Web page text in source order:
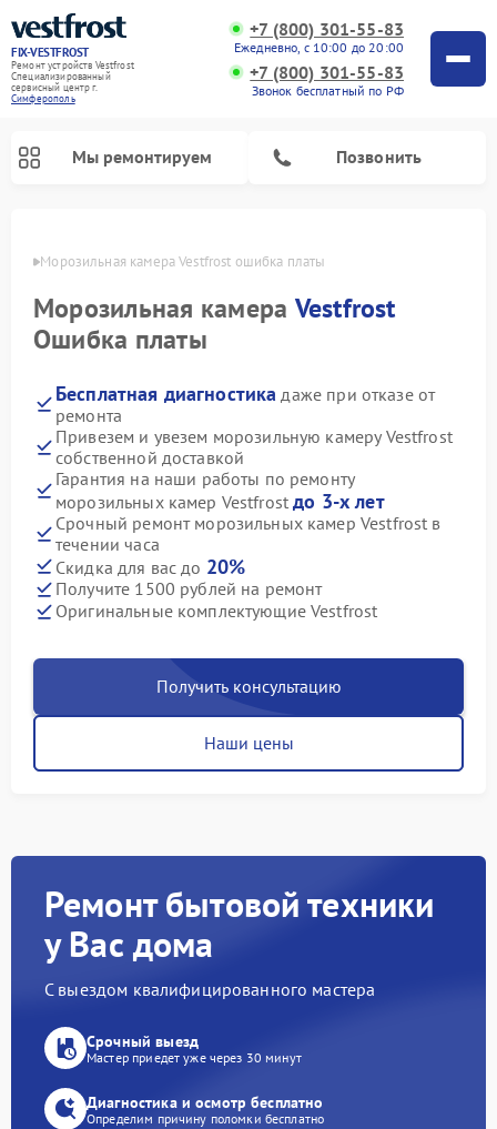
FIX-VESTFROST
Ремонт устройств Vestfrost
Специализированный
cервисный центр г.
Симферополь
+7 (800) 301-55-83
Ежедневно, с 10:00 до 20:00
+7 (800) 301-55-83
Звонок бесплатный по РФ
Мы ремонтируем Позвонить
Морозильная камера Vestfrost ошибка платы
Морозильная камера Vestfrost
Ошибка платы
Бесплатная диагностика даже при отказе от
ремонта
Привезем и увезем морозильную камеру Vestfrost
собственной доставкой
Гарантия на наши работы по ремонту
морозильных камер Vestfrostдо 3-х лет
Срочный ремонт морозильных камер Vestfrost в
течении часа
Скидка для вас до 20%
Получите 1500 рублей на ремонт
Оригинальные комплектующие Vestfrost
Получить консультацию
Наши цены
Ремонт бытовой техники
у Вас дома
С выездом квалифицированного мастера
Срочный выезд
Мастер приедет уже через 30 минут
Диагностика и осмотр бесплатно
Определим причину поломки бесплатно